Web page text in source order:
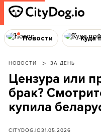
Новости Куда
НОВОСТИ ЗА ДЕНЬ
Цензура или
брак?
купила
CITYDOG.IO31.05.2026